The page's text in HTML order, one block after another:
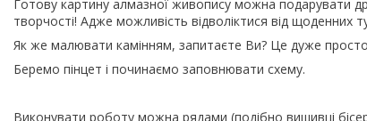
Готову картину алмазної живопису можна подарувати
творчості! Адже можливість відволіктися від
Як же малювати камінням, запитаєте Ви? Це дуже
Беремо пінцет і починаємо заповнювати схему.
Виконувати роботу можна рядами (подібно вишивці